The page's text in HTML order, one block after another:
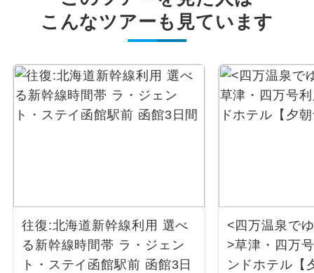
こんなツアーも見ています
往復:北海道新幹線利用 選べ
る新幹線時間帯 ラ・ジェン
ト・ステイ函館駅前 函館3日
<四万温泉で
>草津・四万号利用
ンドホテル【